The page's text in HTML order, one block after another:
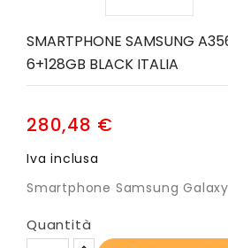
SMARTPHONE SAMSUNG
6+128GB BLACK ITALIA
280,48 €
Iva inclusa
Smartphone Samsung
Quantità